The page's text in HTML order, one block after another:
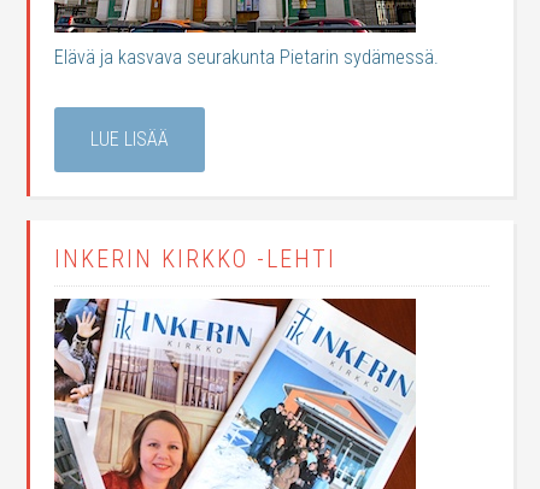
Elävä ja kasvava seurakunta Pietarin sydämessä.
LUE LISÄÄ
INKERIN KIRKKO -LEHTI